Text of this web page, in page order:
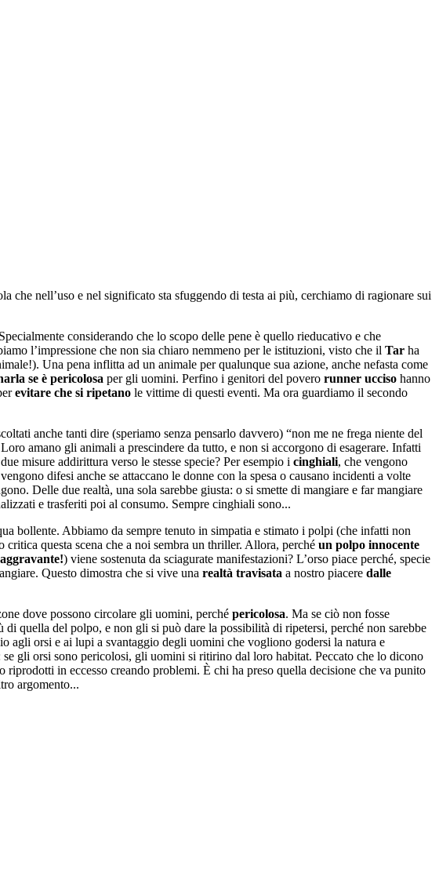
nell’uso e nel significato sta sfuggendo di testa ai più, cerchiamo di ragionare sui
considerando che lo scopo delle pene è quello rieducativo e che
l’impressione che non sia chiaro nemmeno per le istituzioni, visto che il Tar ha
Una pena inflitta ad un animale per qualunque sua azione, anche nefasta come
se è pericolosa per gli uomini. Perfino i genitori del povero runner ucciso hanno
evitare che si ripetano le vittime di questi eventi. Ma ora guardiamo il secondo
anche tanti dire (speriamo senza pensarlo davvero) “non me ne frega niente del
amano gli animali a prescindere da tutto, e non si accorgono di esagerare. Infatti
misure addirittura verso le stesse specie? Per esempio i cinghiali, che vengono
difesi anche se attaccano le donne con la spesa o causano incidenti a volte
Delle due realtà, una sola sarebbe giusta: o si smette di mangiare e far mangiare
e trasferiti poi al consumo. Sempre cinghiali sono...
bollente. Abbiamo da sempre tenuto in simpatia e stimato i polpi (che infatti non
questa scena che a noi sembra un thriller. Allora, perché un polpo innocente
aggravante!) viene sostenuta da sciagurate manifestazioni? L’orso piace perché, specie
Questo dimostra che si vive una realtà travisata a nostro piacere dalle
dove possono circolare gli uomini, perché pericolosa. Ma se ciò non fosse
quella del polpo, e non gli si può dare la possibilità di ripetersi, perché non sarebbe
agli orsi e ai lupi a svantaggio degli uomini che vogliono godersi la natura e
gli orsi sono pericolosi, gli uomini si ritirino dal loro habitat. Peccato che lo dicono
in eccesso creando problemi. È chi ha preso quella decisione che va punito
argomento...